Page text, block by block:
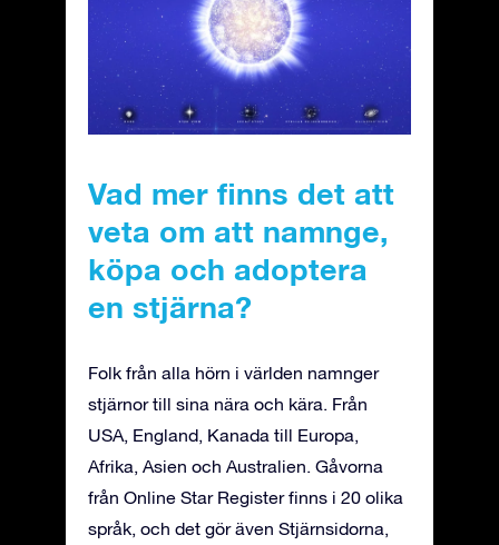
Vad mer finns det att
veta om att namnge,
köpa och adoptera
en stjärna?
Folk från alla hörn i världen namnger
stjärnor till sina nära och kära. Från
USA, England, Kanada till Europa,
Afrika, Asien och Australien. Gåvorna
från Online Star Register finns i 20 olika
språk, och det gör även Stjärnsidorna,